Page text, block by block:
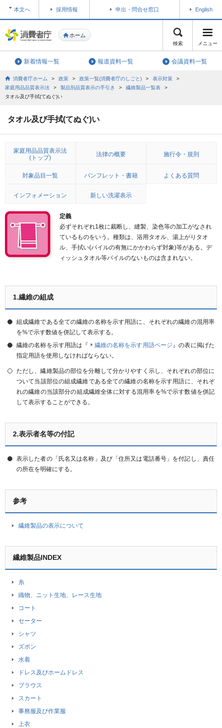
ホーム
本文へ 採用情報 申出・問合せ窓口 English
メニュー
検索
新着情報一覧 報道資料一覧 会議資料一覧
消費者庁ホーム > 政策 > 政策一覧(消費者庁のしごと) > 表示対策
>
家庭用品品質表示法
> 製品別品質表示の手引き > 繊維製品一覧表
>
タオル及び手拭(てぬぐ)い
タオル及び手拭(てぬぐ)い
家庭用品品質表示法
(トップ)
法律の概要 施行令・規則
対象品目一覧 パンフレット・書籍 よくある質問
インフォメーション 新しい洗濯表示
定義
必ずそれぞれ1枚に裁断し、縫製、染色等の加工がなされ
ているものをいう。種類は、浴用タオル、湯上がりタオ
ル、手拭い(パイルの有無にかかわらず対象)等がある。デ
ィッシュタオル等パイルのないものは含まれない。
1.繊維の組成
組成繊維である全ての繊維の名称を示す用語に、それぞれの繊維の混用率
を%で示す数値を併記して表示する。
繊維の名称を示す用語は『
繊維の名称を示す用語ページ』の表に掲げた
指定用語を使用しなければならない。
ただし、繊維製品の部位を分離して分かりやすく示し、それぞれの部位に
ついて当該部位の組成繊維である全ての繊維の名称を示す用語に、それぞ
れの繊維の当該部分の組成繊維全体に対する混用率を%で示す数値を併記
して表示することができる。
2.表示者名等の付記
表示した者の「氏名又は名称」及び「住所又は電話番号」を付記し、責任
の所在を明確にする。
参考
繊維製品の表示について
繊維製品INDEX
糸
織物、ニット生地、レース生地
コート
セーター
シャツ
ズボン
水着
ドレス及びホームドレス
ブラウス
スカート
事務服及び作業服
上衣